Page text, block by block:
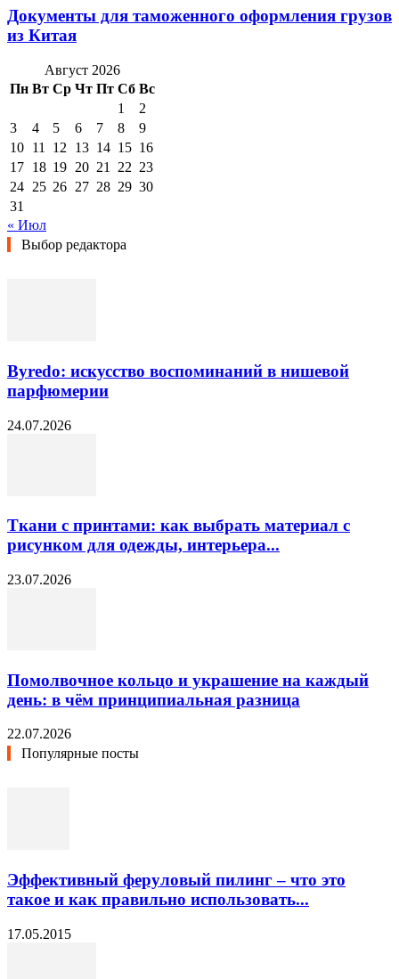
Документы для таможенного оформления грузов
из Китая
Август 2026
Пн Вт Ср Чт Пт Сб Вс
1
2
3
4 5 6 7 8
9
10 11 12 13 14 15 16
17 18 19 20 21 22 23
24 25 26 27 28 29 30
31
« Июл
Выбор редактора
Byredo: искусство воспоминаний в нишевой
парфюмерии
24.07.2026
Ткани с принтами: как выбрать материал с
рисунком для одежды, интерьера...
23.07.2026
Помолвочное кольцо и украшение на каждый
день: в чём принципиальная разница
22.07.2026
Популярные посты
Эффективный феруловый пилинг – что это
такое и как правильно использовать...
17.05.2015